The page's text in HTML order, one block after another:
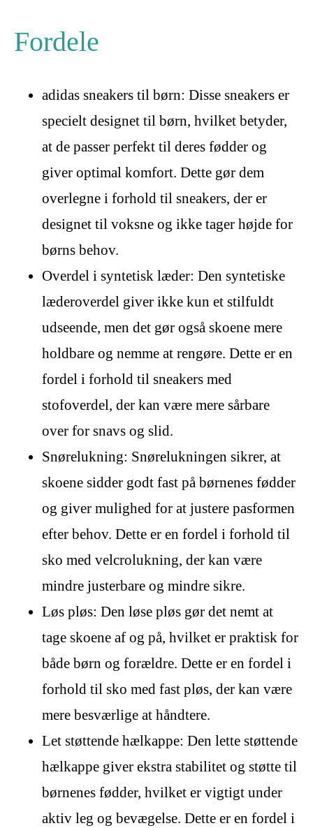
Fordele
adidas sneakers til børn: Disse sneakers er
specielt designet til børn, hvilket betyder,
at de passer perfekt til deres fødder og
giver optimal komfort. Dette gør dem
overlegne i forhold til sneakers, der er
designet til voksne og ikke tager højde for
børns behov.
Overdel i syntetisk læder: Den syntetiske
læderoverdel giver ikke kun et stilfuldt
udseende, men det gør også skoene mere
holdbare og nemme at rengøre. Dette er en
fordel i forhold til sneakers med
stofoverdel, der kan være mere sårbare
over for snavs og slid.
Snørelukning: Snørelukningen sikrer, at
skoene sidder godt fast på børnenes fødder
og giver mulighed for at justere pasformen
efter behov. Dette er en fordel i forhold til
sko med velcrolukning, der kan være
mindre justerbare og mindre sikre.
Løs pløs: Den løse pløs gør det nemt at
tage skoene af og på, hvilket er praktisk for
både børn og forældre. Dette er en fordel i
forhold til sko med fast pløs, der kan være
mere besværlige at håndtere.
Let støttende hælkappe: Den lette støttende
hælkappe giver ekstra stabilitet og støtte til
børnenes fødder, hvilket er vigtigt under
aktiv leg og bevægelse. Dette er en fordel i